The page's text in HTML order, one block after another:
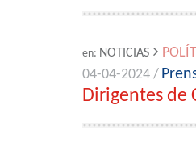
en: NOTICIAS
04-04-2024 /
Dirigentes de